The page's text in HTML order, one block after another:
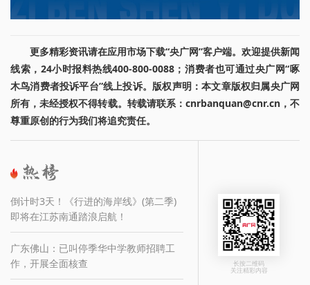
更多精彩资讯请在应用市场下载“央广网”客户端。欢迎提供新闻
线索，24小时报料热线400-800-0088；消费者也可通过央广网“啄
木鸟消费者投诉平台”线上投诉。版权声明：本文章版权归属央广网
所有，未经授权不得转载。转载请联系：cnrbanquan@cnr.cn，不
尊重原创的行为我们将追究责任。
倒计时3天！《行进的海岸线》(第二季)
即将在江苏南通踏浪启航！
广东佛山：已叫停季华中学教师招聘工
作，开展全面核查
长按二维码
关注精彩内容